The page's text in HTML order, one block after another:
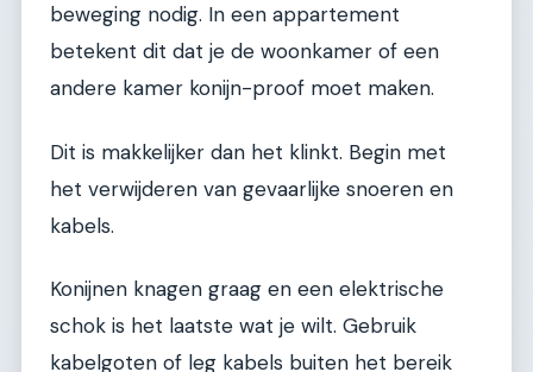
beweging nodig. In een appartement
betekent dit dat je de woonkamer of een
andere kamer konijn-proof moet maken.
Dit is makkelijker dan het klinkt. Begin met
het verwijderen van gevaarlijke snoeren en
kabels.
Konijnen knagen graag en een elektrische
schok is het laatste wat je wilt. Gebruik
kabelgoten of leg kabels buiten het bereik